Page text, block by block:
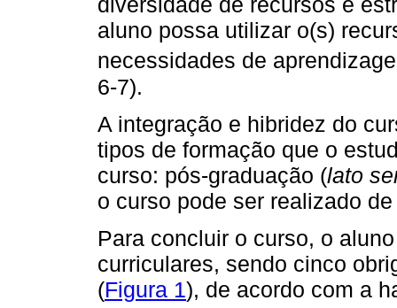
aluno possa utilizar o(s)
necessidades de
6-7).
A integração e hibridez do
tipos de formação que o
curso: pós-graduação (lato
o curso pode ser realizado
Para concluir o curso, o
curriculares, sendo cinco
(Figura 1), de acordo com a